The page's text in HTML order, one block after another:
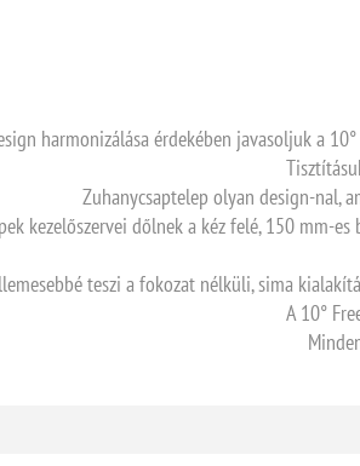
harmonizálása érdekében javasoljuk a
Zuhanycsaptelep olyan design-nal,
kezelőszervei dőlnek a kéz felé, 150 mm-
teszi a fokozat nélküli, sima
A 10°